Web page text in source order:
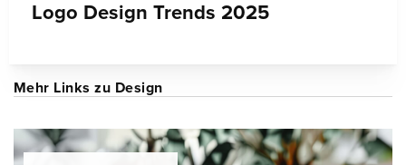
Logo Design Trends 2025
Mehr Links zu Design